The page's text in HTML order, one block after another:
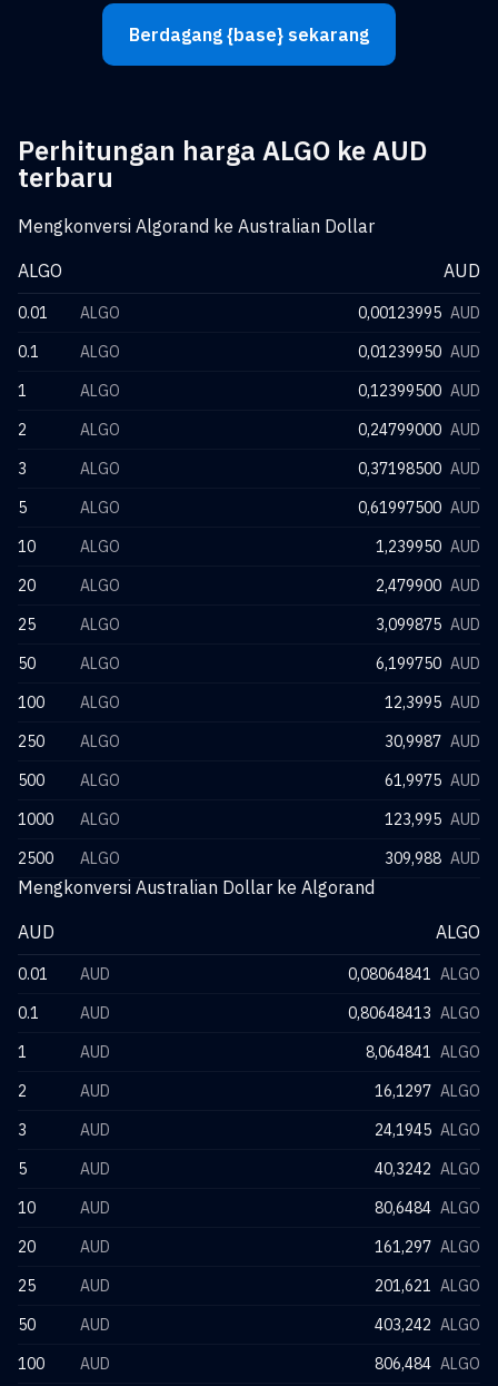
Berdagang {base} sekarang
Perhitungan harga ALGO ke AUD
terbaru
Mengkonversi Algorand ke Australian Dollar
ALGO
AUD
0.01 ALGO 0,00123995 AUD
0.1
ALGO 0,01239950 AUD
1
ALGO 0,12399500 AUD
2
ALGO 0,24799000 AUD
3
ALGO 0,37198500 AUD
5
ALGO 0,61997500 AUD
10
ALGO 1,239950 AUD
20
ALGO 2,479900 AUD
25
ALGO 3,099875 AUD
50
ALGO 6,199750 AUD
100
ALGO 12,3995 AUD
250
ALGO 30,9987 AUD
500
ALGO 61,9975 AUD
1000
ALGO 123,995 AUD
2500
ALGO 309,988 AUD
Mengkonversi Australian Dollar ke Algorand
AUD
ALGO
0.01 AUD 0,08064841 ALGO
0.1
AUD 0,80648413 ALGO
1
AUD 8,064841 ALGO
2
AUD 16,1297 ALGO
3
AUD 24,1945 ALGO
5
AUD 40,3242 ALGO
10
AUD 80,6484 ALGO
20
AUD 161,297 ALGO
25
AUD 201,621 ALGO
50
AUD 403,242 ALGO
100
AUD 806,484 ALGO